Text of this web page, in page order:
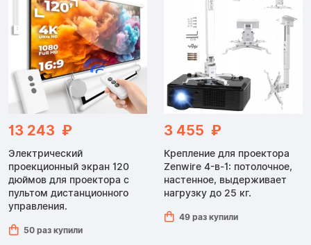
13 243 ₽
Электрический
проекционный экран 120
дюймов для проектора с
пультом дистанционного
управления.
50 раз купили
3 455 ₽
Крепление для проектора
Zenwire 4-в-1: потолочное,
настенное, выдерживает
нагрузку до 25 кг.
49 раз купили